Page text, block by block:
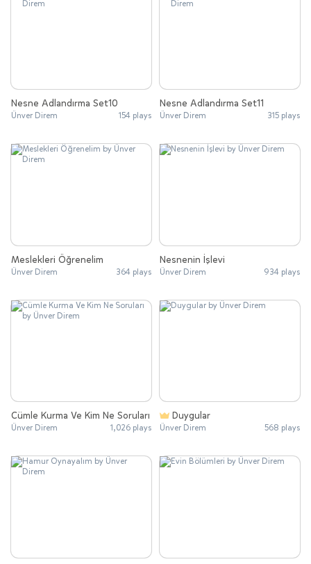
Nesne Adlandırma Set10
Ünver Direm 154 plays
Nesne Adlandırma Set11
Ünver Direm 315 plays
Meslekleri Öğrenelim
Ünver Direm 364 plays
Nesnenin İşlevi
Ünver Direm 934 plays
Cümle Kurma Ve Kim Ne Soruları
Ünver Direm 1,026 plays
Duygular
Ünver Direm 568 plays